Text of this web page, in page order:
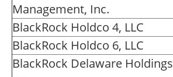
Management, Inc.
BlackRock Holdco 4, LLC
BlackRock Holdco 6, LLC
BlackRock Delaware Holdings